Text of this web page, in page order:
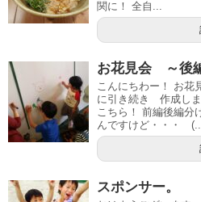
関に！ 全自...
お花見会 ～後
こんにちわー！ お花
に引き続き 作成し
こちら！ 前編後編分
んですけど・・・
スポンサー。